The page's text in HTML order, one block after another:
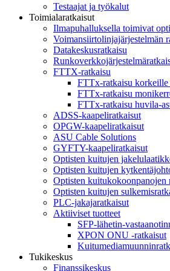
Testaajat ja työkalut
Toimialaratkaisut
Ilmapuhalluksella toimivat
Voimansiirtolinjajärjestelmän
Datakeskusratkaisu
FTTX-ratkaisu
FTTx-ratkaisu korkeille
FTTx-ratkaisu
FTTx-ratkaisu huvila-
ADSS-kaapeliratkaisut
OPGW-kaapeliratkaisut
ASU Cable Solutions
GYFTY-kaapeliratkaisut
Optisten kuitujen
Optisten kuitujen
Optisten kuitukokoonpanojen
Optisten kuitujen
PLC-jakajaratkaisut
Aktiiviset tuotteet
SFP-lähetin-
XPON ONU -ratkaisut
Tukikeskus
Finanssikeskus